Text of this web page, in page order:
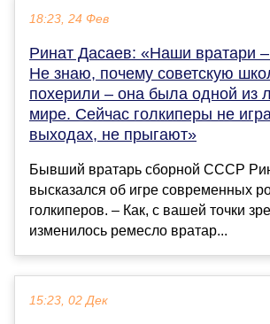
18:23, 24 Фев
Ринат Дасаев: «Наши вратари
Не знаю, почему советскую
похерили – она была одной из
мире. Сейчас голкиперы не
выходах, не прыгают»
Бывший вратарь сборной СССР
высказался об игре современных
голкиперов. – Как, с вашей точки
изменилось ремесло вратар...
15:23, 02 Дек